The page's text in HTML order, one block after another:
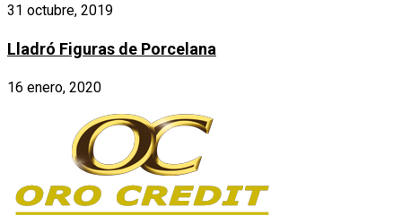
31 octubre, 2019
Lladró Figuras de Porcelana
16 enero, 2020